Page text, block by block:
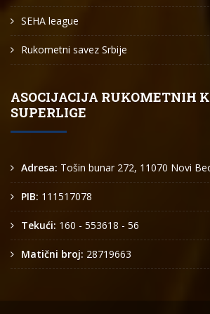
SEHA league
Rukometni savez Srbije
ASOCIJACIJA RUKOMETNIH
SUPERLIGE
Adresa: Tošin bunar 272, 11070 Novi
PIB: 111517078
Tekući: 160 - 553618 - 56
Matični broj: 28719663